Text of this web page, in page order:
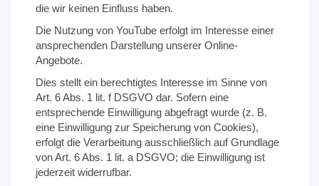
die wir keinen Einfluss haben.
Die Nutzung von YouTube erfolgt im Interesse einer
ansprechenden Darstellung unserer Online-
Angebote.
Dies stellt ein berechtigtes Interesse im Sinne von
Art. 6 Abs. 1 lit. f DSGVO dar. Sofern eine
entsprechende Einwilligung abgefragt wurde (z. B.
eine Einwilligung zur Speicherung von Cookies),
erfolgt die Verarbeitung ausschließlich auf Grundlage
von Art. 6 Abs. 1 lit. a DSGVO; die Einwilligung ist
jederzeit widerrufbar.